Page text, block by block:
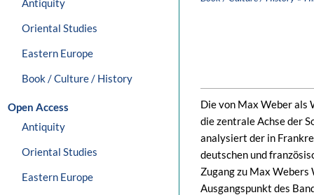
Antiquity
Oriental Studies
Eastern Europe
Book / Culture / History
Open Access
Antiquity
Oriental Studies
Eastern Europe
Die von Max Weber
die zentrale Achse der
analysiert der in
deutschen und
Zugang zu Max Webers
Ausgangspunkt des